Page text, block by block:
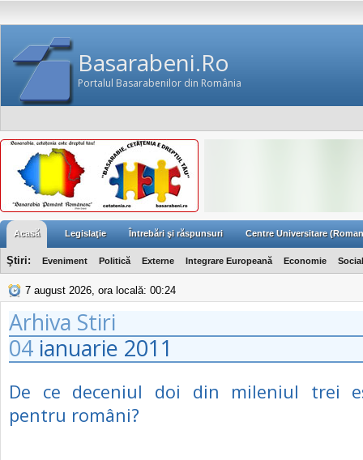
Basarabeni.Ro
Portalul Basarabenilor din România
Acasă Legislaţie Întrebări şi răspunsuri Centre Universitare
Ştiri: Eveniment Politică Externe Integrare Europeană Economie Social
7 august 2026, ora locală: 00:24
Arhiva Stiri
04 ianuarie 2011
De ce deceniul doi din mileniul trei
pentru români?